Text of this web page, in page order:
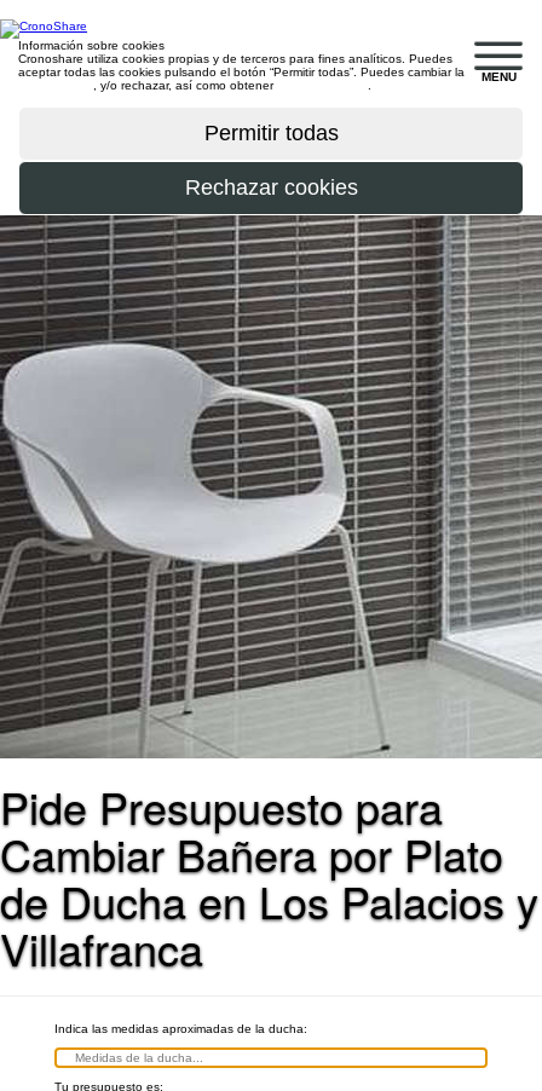
MENU
Información sobre cookies
Cronoshare utiliza cookies propias y de terceros para fines analíticos. Puedes
aceptar todas las cookies pulsando el botón “Permitir todas”. Puedes cambiar la
, y/o rechazar, así como obtener
Pide Presupuesto para
Cambiar Bañera por Plato
de Ducha en Los Palacios y
Villafranca
Indica las medidas aproximadas de la ducha:
Tu presupuesto es: